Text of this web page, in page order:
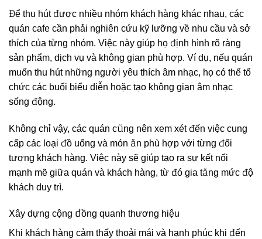
Để thu hút được nhiều nhóm khách hàng khác nhau, các
quán cafe cần phải nghiên cứu kỹ lưỡng về nhu cầu và sở
thích của từng nhóm. Việc này giúp họ định hình rõ ràng
sản phẩm, dịch vụ và không gian phù hợp. Ví dụ, nếu quán
muốn thu hút những người yêu thích âm nhạc, họ có thể tổ
chức các buổi biểu diễn hoặc tạo không gian âm nhạc
sống động.
Không chỉ vậy, các quán cũng nên xem xét đến việc cung
cấp các loại đồ uống và món ăn phù hợp với từng đối
tượng khách hàng. Việc này sẽ giúp tạo ra sự kết nối
mạnh mẽ giữa quán và khách hàng, từ đó gia tăng mức độ
khách duy trì.
Xây dựng cộng đồng quanh thương hiệu
Khi khách hàng cảm thấy thoải mái và hạnh phúc khi đến